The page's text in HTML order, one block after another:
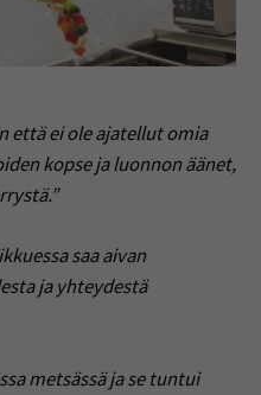
että ei ole ajatellut omia
kopse ja luonnon äänet,
saa aivan
ja yhteydestä
metsässä ja se tuntui